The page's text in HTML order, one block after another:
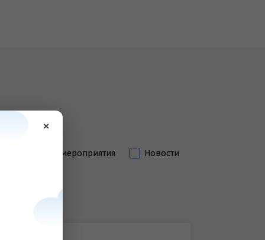
Городские мероприятия Новости
×